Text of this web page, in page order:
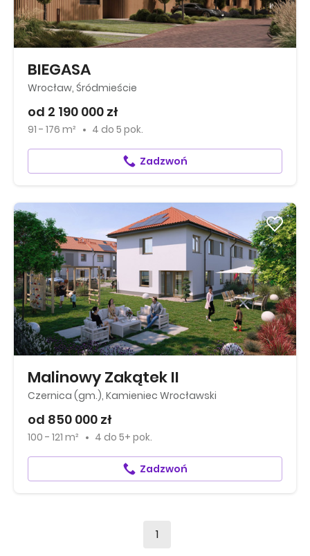
BIEGASA
Wrocław, Śródmieście
od 2 190 000 zł
91 - 176 m² 4 do 5 pok.
Zadzwoń
Malinowy Zakątek II
Czernica (gm.), Kamieniec Wrocławski
od 850 000 zł
100 - 121 m² 4 do 5+ pok.
Zadzwoń
1